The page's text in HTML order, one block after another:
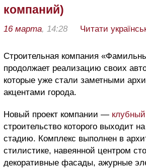
компаний)
16 марта, 14:28 Читати
Строительная компания
продолжает реализацию своих
которые уже стали заметными
акцентами города.
Новый проект компании —
строительство которого выходит
стадию. Комплекс выполнен в
стилистике, навеянной центром
декоративные фасады, ажурные